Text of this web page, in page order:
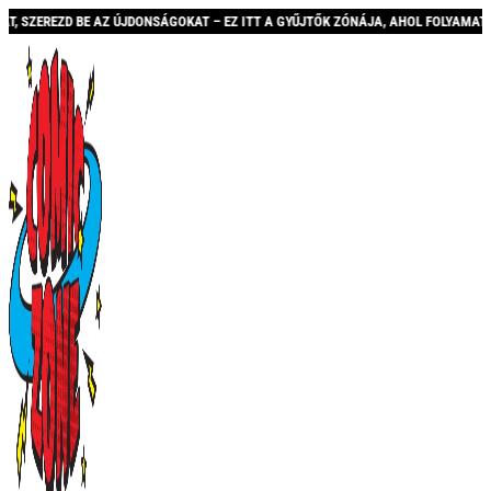
ÚJDONSÁGOKAT – EZ ITT A GYŰJTŐK ZÓNÁJA, AHOL FOLYAMATOSAN